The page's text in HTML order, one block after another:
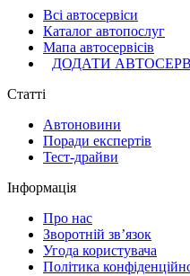
Всі автосервіси
Каталог автопослуг
Мапа автосервісів
ДОДАТИ
Статті
Автоновини
Поради експертів
Тест-драйви
Інформація
Про нас
Зворотній зв’язок
Угода користувача
Політика